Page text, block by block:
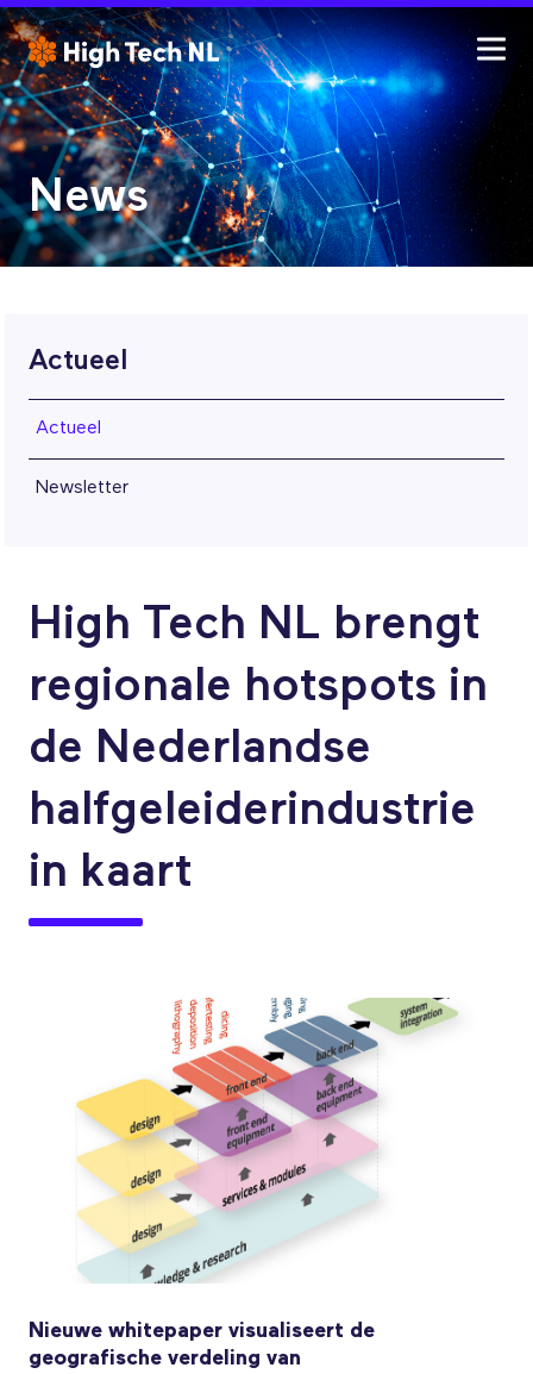
News
Actueel
Actueel
Newsletter
High Tech NL brengt
regionale hotspots in
de Nederlandse
halfgeleiderindustrie
in kaart
Nieuwe whitepaper visualiseert de
geografische verdeling van